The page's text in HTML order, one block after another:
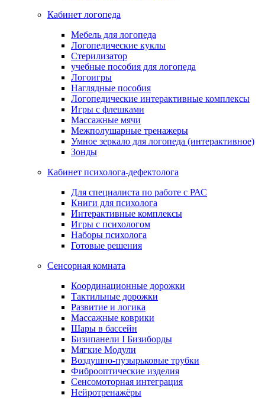
Кабинет логопеда
Мебель для логопеда
Логопедические куклы
Стерилизатор
учебные пособия для логопеда
Логоигры
Наглядные пособия
Логопедические интерактивные комплексы
Игры с флешками
Массажные мячи
Межполушарные тренажеры
Умное зеркало для логопеда (интерактивное)
Зонды
Кабинет психолога-дефектолога
Для специалиста по работе с РАС
Книги для психолога
Интерактивные комплексы
Игры с психологом
Наборы психолога
Готовые решения
Сенсорная комната
Координационные дорожки
Тактильные дорожки
Развитие и логика
Массажные коврики
Шары в бассейн
Бизипанели I Бизиборды
Мягкие Модули
Воздушно-пузырьковые трубки
Фиброоптические изделия
Сенсомоторная интеграция
Нейротренажёры